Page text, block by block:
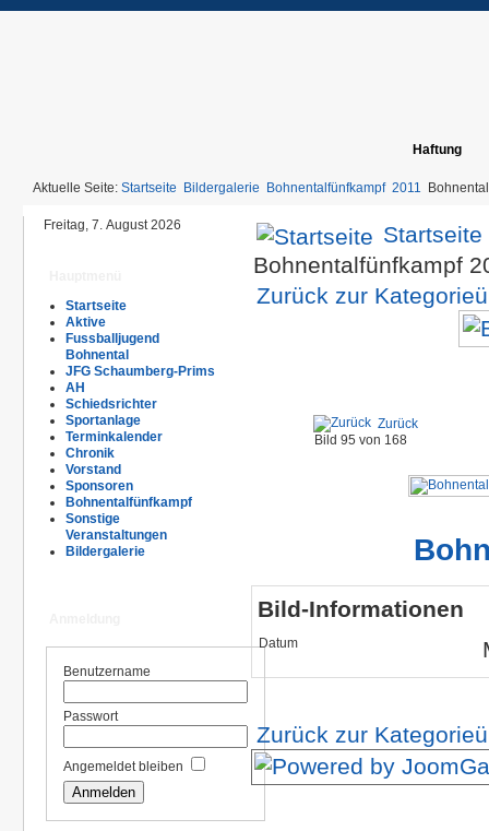
Haftung
Aktuelle Seite: Startseite Bildergalerie Bohnentalfünfkampf 2011
Freitag, 7. August 2026
Startseite
Aktive
Fussballjugend
Bohnental
JFG Schaumberg-Prims
AH
Schiedsrichter
Sportanlage
Terminkalender
Chronik
Vorstand
Sponsoren
Bohnentalfünfkampf
Sonstige
Veranstaltungen
Bildergalerie
Benutzername
Passwort
Angemeldet bleiben
Startseite
Bohnentalfünfkampf
Zurück zur
Zurück
Bild 95 von 168
Bild-Informationen
Datum
Zurück zur